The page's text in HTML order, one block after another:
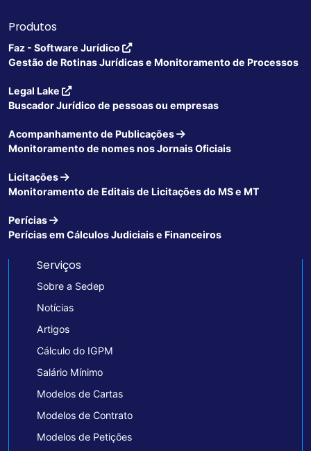
Produtos
Faz - Software Jurídico
Gestão de Rotinas Jurídicas e Monitoramento de Processos
Legal Lake
Buscador Jurídico de pessoas ou empresas
Acompanhamento de Publicações
Monitoramento de nomes nos Jornais Oficiais
Licitações
Monitoramento de Editais de Licitações do MS e MT
Perícias
Perícias em Cálculos Judiciais e Financeiros
Serviços
Sobre a Sedep
Notícias
Artigos
Cálculo do IGPM
Salário Mínimo
Modelos de Cartas
Modelos de Contrato
Modelos de Petições